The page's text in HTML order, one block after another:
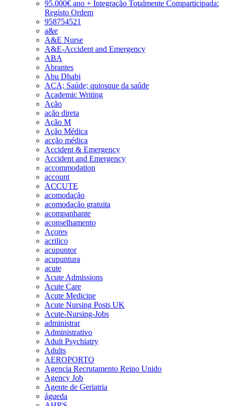
95.000€ ano + Integração Totalmente Comparticipada:
Registo Ordem
958754521
a&e
A&E Nurse
A&E-Accident and Emergency
ABA
Abrantes
Abu Dhabi
ACA; Saúde; quiosque da saúde
Academic Writing
Ação
ação direta
Ação M
Ação Médica
acção médica
Accident & Emergency
Accident and Emergency
accommodation
account
ACCUTE
acomodação
acomodação gratuita
acompanhante
aconselhamento
Açores
acrilico
acupuntor
acupuntura
acute
Acute Admissions
Acute Care
Acute Medicine
Acute Nursing Posts UK
Acute-Nursing-Jobs
administrar
Administrativo
Adult Psychiatry
Adults
AEROPORTO
Agencia Recrutamento Reino Unido
Agency Job
Agente de Geriatria
águeda